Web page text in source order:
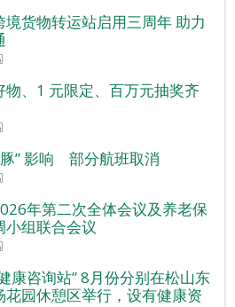
货物转运站启用三周年 助力
、1 元限定、百万元抽奖齐
” 影响 部分航班取消
年第二次全体会议及养老保
组联合会议
康咨询站” 8月份分别在松山东
园休憩区举行，设有健康资